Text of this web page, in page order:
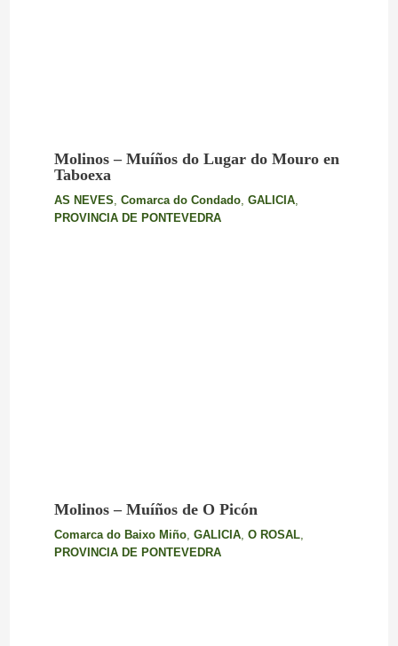
Molinos – Muíños do Lugar do Mouro en
Taboexa
AS NEVES Comarca do Condado, GALICIA,
PROVINCIA DE PONTEVEDRA
Molinos – Muíños de O Picón
Comarca do Baixo Miño, GALICIA, O ROSAL,
PROVINCIA DE PONTEVEDRA